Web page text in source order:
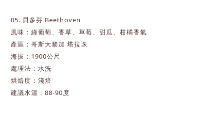
05. 貝多芬 Beethoven
風味：綠葡萄、香草、草莓、甜瓜、柑橘香氣
產區：哥斯大黎加 塔拉珠
海拔：1900公尺
處理法：水洗
烘焙度：淺焙
建議水溫：88-90度